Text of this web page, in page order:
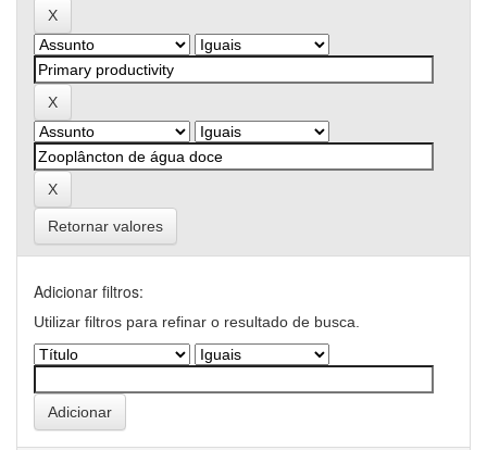
Retornar valores
Adicionar filtros:
Utilizar filtros para refinar o resultado de busca.